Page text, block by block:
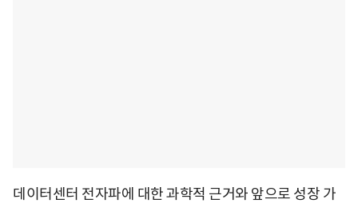
데이터센터 전자파에 대한 과학적 근거와 앞으로 성장 가